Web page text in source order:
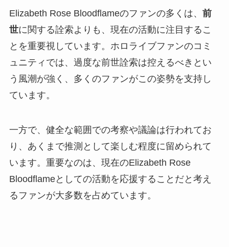
Elizabeth Rose Bloodflameのファンの多くは、 前
世に関する詮索よりも、現在の活動に注目するこ
とを重要視しています。ホロライブファンのコミ
ュニティでは、過度な前世詮索は控えるべきとい
う風潮が強く、多くのファンがこの姿勢を支持し
ています。
一方で、健全な範囲での考察や議論は行われてお
り、あくまで推測として楽しむ程度に留められて
います。重要なのは、現在のElizabeth Rose
Bloodflameとしての活動を応援することだと考え
るファンが大多数を占めています。